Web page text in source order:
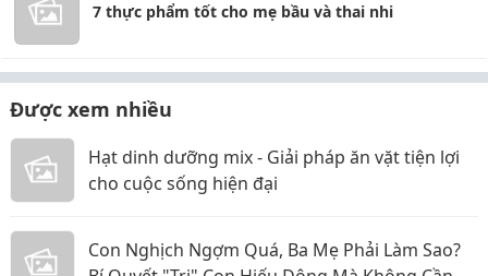
7 thực phẩm tốt cho mẹ bầu và thai nhi
Được xem nhiều
Hạt dinh dưỡng mix - Giải pháp ăn vặt tiện lợi
cho cuộc sống hiện đại
Con Nghịch Ngợm Quá, Ba Mẹ Phải Làm Sao?